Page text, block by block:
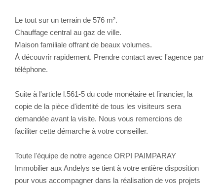
Le tout sur un terrain de 576 m².
Chauffage central au gaz de ville.
Maison familiale offrant de beaux volumes.
À découvrir rapidement. Prendre contact avec l'agence par
téléphone.
Suite à l'article l.561-5 du code monétaire et financier, la
copie de la pièce d'identité de tous les visiteurs sera
demandée avant la visite. Nous vous remercions de
faciliter cette démarche à votre conseiller.
Toute l'équipe de notre agence ORPI PAIMPARAY
Immobilier aux Andelys se tient à votre entière disposition
pour vous accompagner dans la réalisation de vos projets